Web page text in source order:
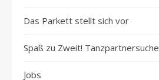
Das Parkett stellt sich vor
Spaß zu Zweit! Tanzpartnersuche
Jobs